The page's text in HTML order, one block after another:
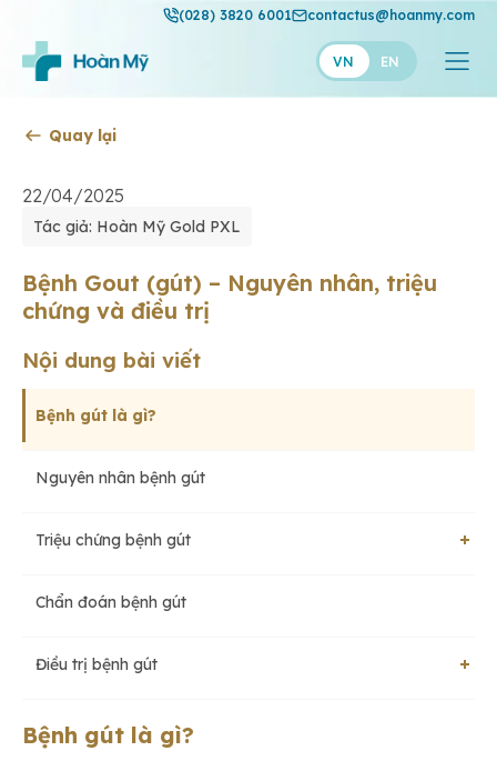
(028) 3820 6001 contactus@hoanmy.com
VN EN
Hạnh Phúc
Thuận Mỹ
Quay lại
22/04/2025
Tác giả: Hoàn Mỹ Gold PXL
Bệnh Gout (gút) – Nguyên nhân, triệu
chứng và điều trị
Nội dung bài viết
Bệnh gút là gì?
Nguyên nhân bệnh gút
Triệu chứng bệnh gút
Cơn gút cấp:
Chẩn đoán bệnh gút
Điều trị bệnh gút
Điều trị cơn gút cấp
Bệnh gút là gì?